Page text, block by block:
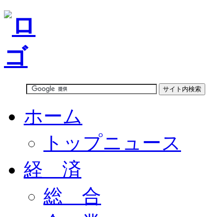
ホーム
トップニュース
経 済
総 合